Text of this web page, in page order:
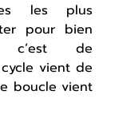
les plus
pour bien
c’est de
vient de
boucle vient